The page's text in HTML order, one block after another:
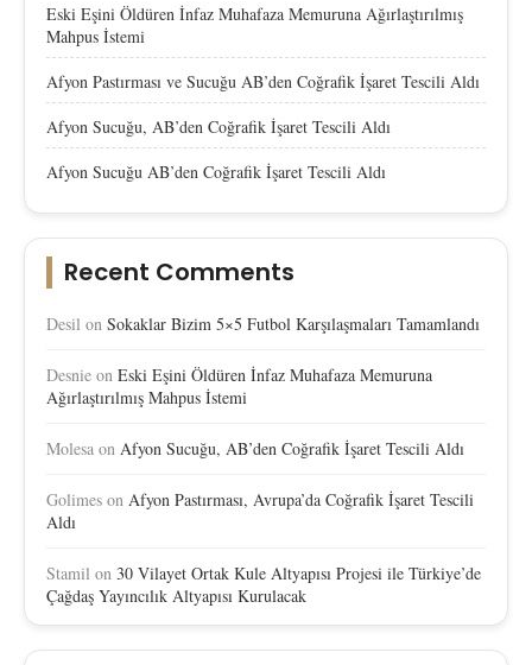
Eski Eşini Öldüren İnfaz Muhafaza Memuruna Ağırlaştırılmış
Mahpus İstemi
Afyon Pastırması ve Sucuğu AB’den Coğrafik İşaret Tescili Aldı
Afyon Sucuğu, AB’den Coğrafik İşaret Tescili Aldı
Afyon Sucuğu AB’den Coğrafik İşaret Tescili Aldı
Recent Comments
Desil on Sokaklar Bizim 5×5 Futbol Karşılaşmaları Tamamlandı
Desnie on Eski Eşini Öldüren İnfaz Muhafaza Memuruna
Ağırlaştırılmış Mahpus İstemi
Molesa on Afyon Sucuğu, AB’den Coğrafik İşaret Tescili Aldı
Golimes on Afyon Pastırması, Avrupa’da Coğrafik İşaret Tescili
Aldı
Stamil on 30 Vilayet Ortak Kule Altyapısı Projesi ile Türkiye’de
Çağdaş Yayıncılık Altyapısı Kurulacak